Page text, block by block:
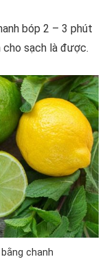
bóp 2 – 3 phút
sạch là được.
chanh